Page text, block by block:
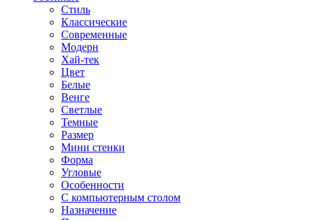
Стиль
Классические
Современные
Модерн
Хай-тек
Цвет
Белые
Венге
Светлые
Темные
Размер
Мини стенки
Форма
Угловые
Особенности
С компьютерным столом
Назначение